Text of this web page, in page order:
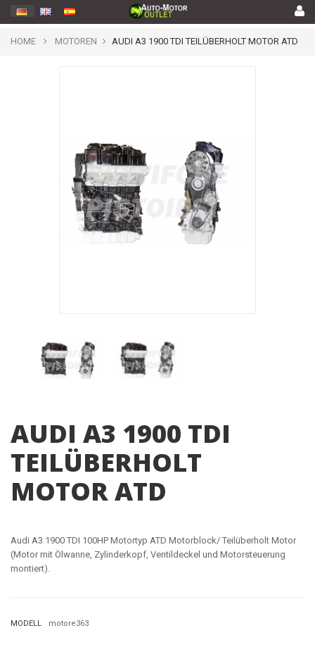
HOME MOTOREN AUDI A3 1900 TDI TEILÜBERHOLT MOTOR ATD
AUDI A3 1900 TDI
TEILÜBERHOLT
MOTOR ATD
Audi A3 1900 TDI 100HP Motortyp ATD Motorblock/ Teilüberholt Motor
(Motor mit Ölwanne, Zylinderkopf, Ventildeckel und Motorsteuerung
montiert).
MODELL motore363